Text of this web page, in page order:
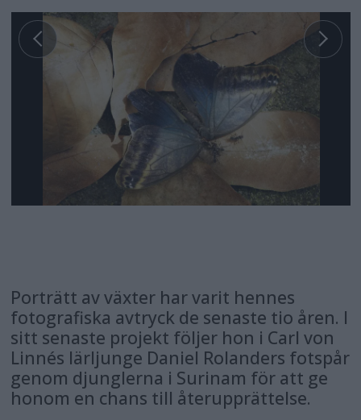
Porträtt av växter har varit hennes
fotografiska avtryck de senaste tio åren. I
sitt senaste projekt följer hon i Carl von
Linnés lärljunge Daniel Rolanders fotspår
genom djunglerna i Surinam för att ge
honom en chans till återupprättelse.